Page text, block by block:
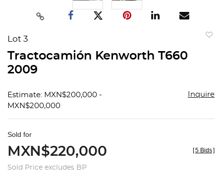
Lot 3
Tractocamión Kenworth T660
2009
Estimate: MXN$200,000 -
MXN$200,000
Inquire
Sold for
MXN$220,000
Sold Price excludes BP
[5 Bids]